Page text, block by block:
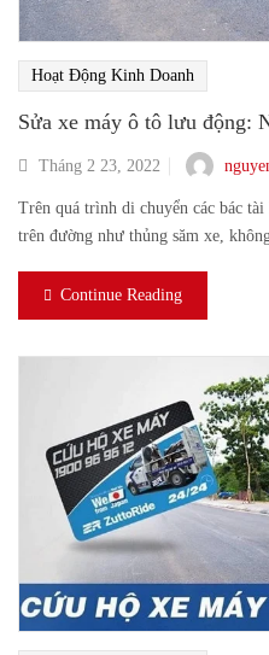
Hoạt Động Kinh Doanh
Sửa xe máy ô tô lưu động:
Tháng 2 23, 2022
Trên quá trình di chuyển các bác
trên đường như thủng săm xe,
Continue Reading